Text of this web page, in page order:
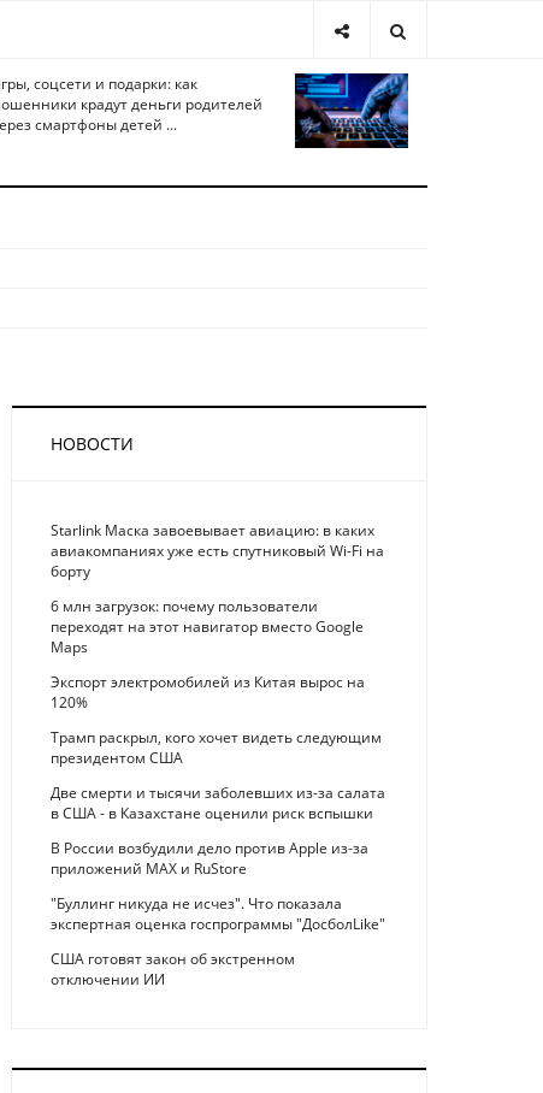
соцсети и подарки: как
крадут деньги родителей
смартфоны детей ...
НОВОСТИ
Starlink Маска завоевывает авиацию: в каких
авиакомпаниях уже есть спутниковый Wi-Fi на
борту
6 млн загрузок: почему пользователи
переходят на этот навигатор вместо Google
Maps
Экспорт электромобилей из Китая вырос на
120%
Трамп раскрыл, кого хочет видеть следующим
президентом США
Две смерти и тысячи заболевших из-за салата
в США - в Казахстане оценили риск вспышки
В России возбудили дело против Apple из-за
приложений MAX и RuStore
"Буллинг никуда не исчез". Что показала
экспертная оценка госпрограммы "ДосболLike"
США готовят закон об экстренном
отключении ИИ